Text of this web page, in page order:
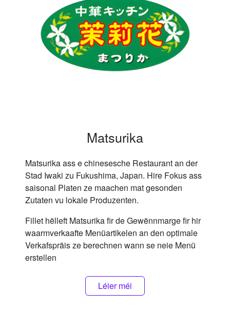
Matsurika
Matsurika ass e chinesesche Restaurant an der
Stad Iwaki zu Fukushima, Japan. Hire Fokus ass
saisonal Platen ze maachen mat gesonden
Zutaten vu lokale Produzenten.
Fillet hëlleft Matsurika fir de Gewënnmarge fir hir
waarmverkaafte Menüartikelen an den optimale
Verkafspräis ze berechnen wann se neie Menü
erstellen
Léier méi